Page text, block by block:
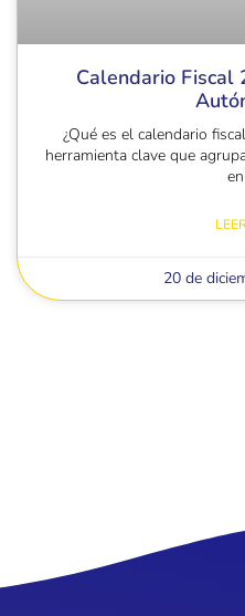
Calendario Fiscal
¿Qué es el calendario
herramienta clave que
20 de